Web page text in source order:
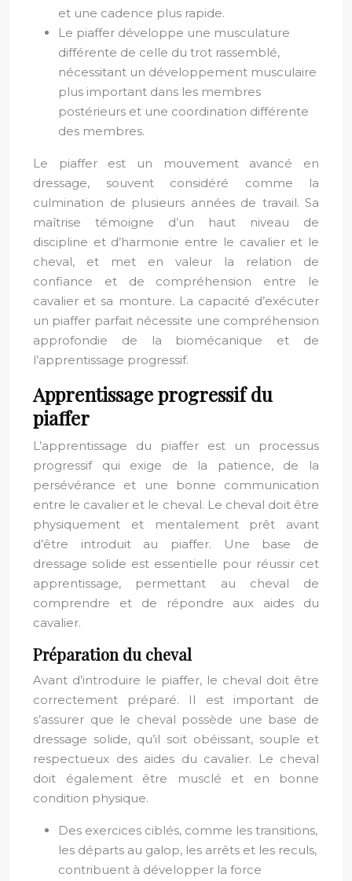
et une cadence plus rapide.
Le piaffer développe une musculature
différente de celle du trot rassemblé,
nécessitant un développement musculaire
plus important dans les membres
postérieurs et une coordination différente
des membres.
Le piaffer est un mouvement avancé en
dressage, souvent considéré comme la
culmination de plusieurs années de travail. Sa
maîtrise témoigne d’un haut niveau de
discipline et d’harmonie entre le cavalier et le
cheval, et met en valeur la relation de
confiance et de compréhension entre le
cavalier et sa monture. La capacité d’exécuter
un piaffer parfait nécessite une compréhension
approfondie de la biomécanique et de
l’apprentissage progressif.
Apprentissage progressif du
piaffer
L’apprentissage du piaffer est un processus
progressif qui exige de la patience, de la
persévérance et une bonne communication
entre le cavalier et le cheval. Le cheval doit être
physiquement et mentalement prêt avant
d’être introduit au piaffer. Une base de
dressage solide est essentielle pour réussir cet
apprentissage, permettant au cheval de
comprendre et de répondre aux aides du
cavalier.
Préparation du cheval
Avant d’introduire le piaffer, le cheval doit être
correctement préparé. Il est important de
s’assurer que le cheval possède une base de
dressage solide, qu’il soit obéissant, souple et
respectueux des aides du cavalier. Le cheval
doit également être musclé et en bonne
condition physique.
Des exercices ciblés, comme les transitions,
les départs au galop, les arrêts et les reculs,
contribuent à développer la force